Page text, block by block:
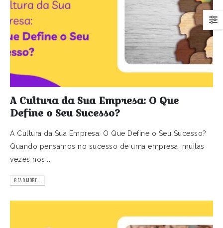
A Cultura da Sua Empresa: O Que
Define o Seu Sucesso?
A Cultura da Sua Empresa: O Que Define o Seu Sucesso?
Quando pensamos no sucesso de uma empresa, muitas
vezes nos...
READ MORE...